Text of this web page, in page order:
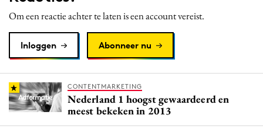
PR
Purpose Marketing
Reputatie & crisis
Om een reactie achter te laten is een account vereist.
Inloggen Abonneer nu
CONTENTMARKETING
Nederland 1 hoogst gewaardeerd en
meest bekeken in 2013